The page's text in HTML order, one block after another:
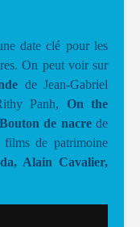
date clé pour les
On peut voir sur
de Jean-Gabriel
Panh, On the
de nacrede
de patrimoine
Alain Cavalier,